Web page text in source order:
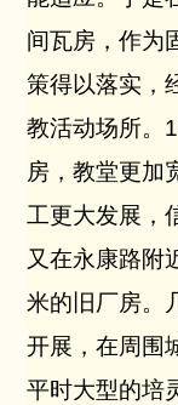
间瓦房，作为
策得以落实，
教活动场所。
房，教堂更加
工更大发展，
又在永康路附
米的旧厂房。
开展，在周围
平时大型的培